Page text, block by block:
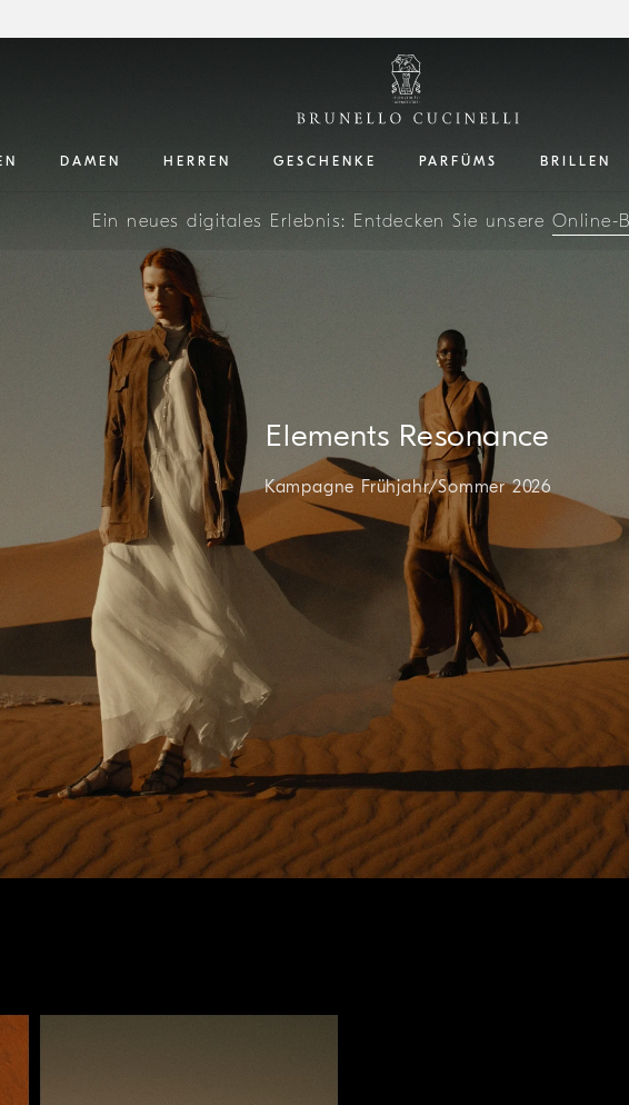
DAMEN HERREN GESCHENKE PARFÜMS BRILLEN
Ein neues digitales Erlebnis: Entdecken Sie unsere Online-
Buchen Sie einenTerminin einer unserer
Melden Sie sich für denNewsletteran, um immer auf dem
Elements Resonance
Kampagne Frühjahr/Sommer 2026